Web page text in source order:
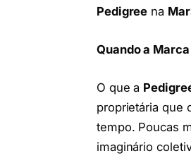
Pedigree na
Quando a
O que a
proprietária que
tempo. Poucas
imaginário